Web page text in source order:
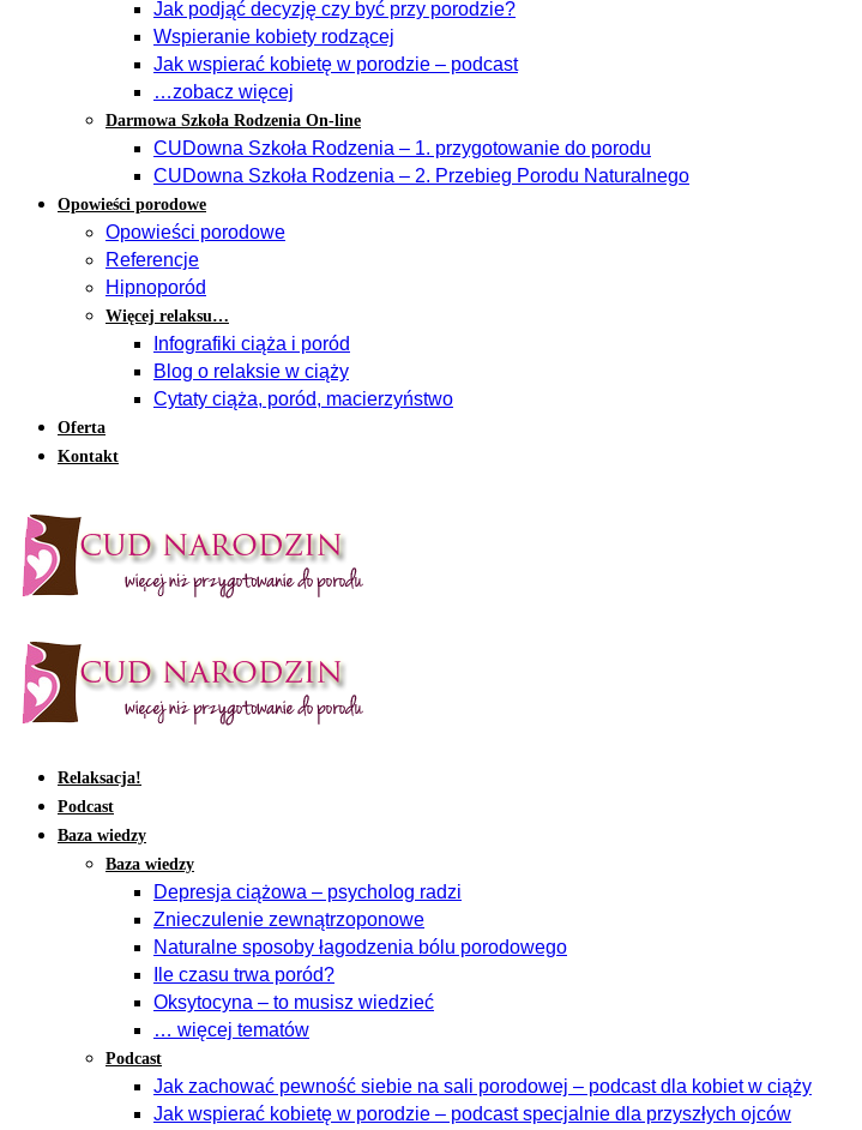
Jak podjąć decyzję czy być przy porodzie?
Wspieranie kobiety rodzącej
Jak wspierać kobietę w porodzie – podcast
…zobacz więcej
Darmowa Szkoła Rodzenia On-line
CUDowna Szkoła Rodzenia – 1. przygotowanie do porodu
CUDowna Szkoła Rodzenia – 2. Przebieg Porodu Naturalnego
Opowieści porodowe
Opowieści porodowe
Referencje
Hipnoporód
Więcej relaksu…
Infografiki ciąża i poród
Blog o relaksie w ciąży
Cytaty ciąża, poród, macierzyństwo
Oferta
Kontakt
Relaksacja!
Podcast
Baza wiedzy
Baza wiedzy
Depresja ciążowa – psycholog radzi
Znieczulenie zewnątrzoponowe
Naturalne sposoby łagodzenia bólu porodowego
Ile czasu trwa poród?
Oksytocyna – to musisz wiedzieć
… więcej tematów
Podcast
Jak zachować pewność siebie na sali porodowej – podcast dla kobiet w ciąży
Jak wspierać kobietę w porodzie – podcast specjalnie dla przyszłych ojców